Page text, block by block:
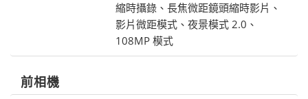
縮時攝錄、長焦微距鏡頭縮時影片、
影片微距模式、夜景模式 2.0、
108MP 模式
前相機